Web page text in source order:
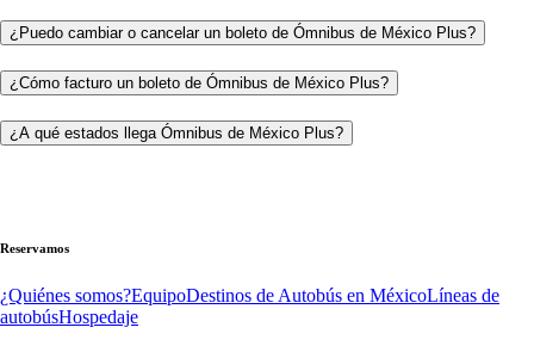
¿Puedo cambiar o cancelar un boleto de Ómnibus de México Plus?
¿Cómo facturo un boleto de Ómnibus de México Plus?
¿A qué estados llega Ómnibus de México Plus?
Reservamos
¿Quiénes somos?EquipoDestinos de Autobús en MéxicoLíneas de
autobúsHospedaje